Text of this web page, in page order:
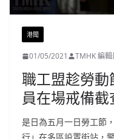
港聞
01/05/2021 TMHK 編輯
職工盟趁勞
員在場戒備
是日為五月一日勞工節